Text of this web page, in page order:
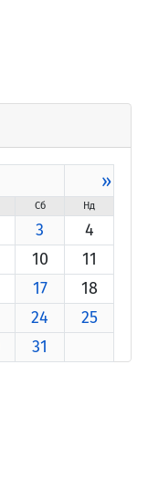
»
Сб Нд
3
4
10
11
17
18
24
25
31